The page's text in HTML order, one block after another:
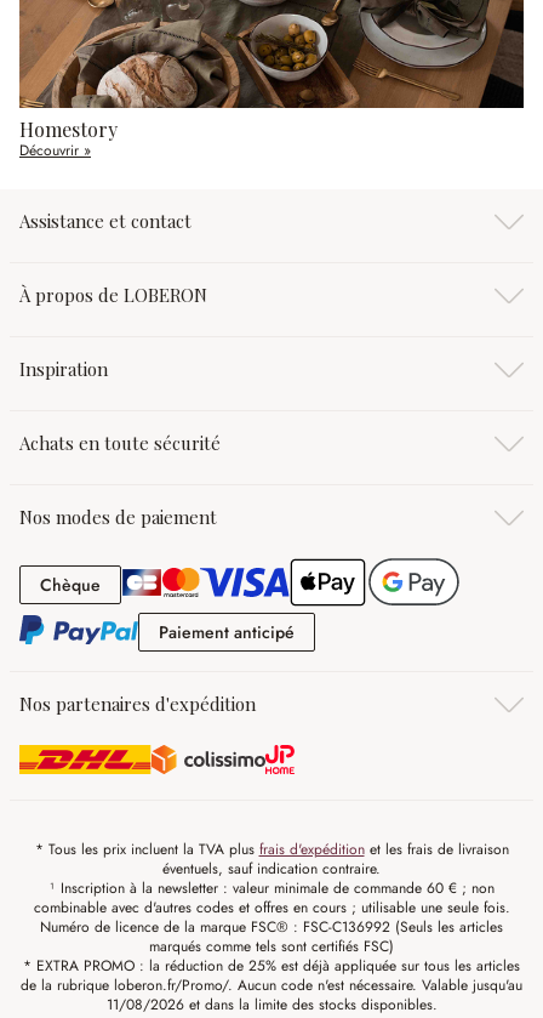
Homestory
Découvrir »
Assistance et contact
À propos de LOBERON
Inspiration
Achats en toute sécurité
Nos modes de paiement
Chèque Chèque
Paiement anticipé
Nos partenaires d'expédition
* Tous les prix incluent la TVA plus frais d'expéditionet les frais de livraison
éventuels, sauf indication contraire.
¹ Inscription à la newsletter : valeur minimale de commande 60 € ; non
combinable avec d'autres codes et offres en cours ; utilisable une seule fois.
Numéro de licence de la marque FSC® : FSC-C136992 (Seuls les articles
marqués comme tels sont certifiés FSC)
* EXTRA PROMO : la réduction de 25% est déjà appliquée sur tous les articles
de la rubrique loberon.fr/Promo/. Aucun code n'est nécessaire. Valable jusqu'au
11/08/2026 et dans la limite des stocks disponibles.